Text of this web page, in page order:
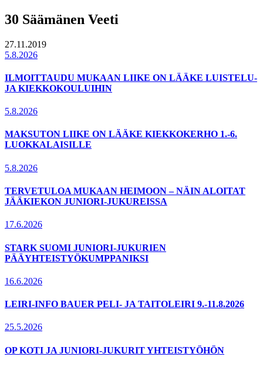
30 Säämänen Veeti
27.11.2019
5.8.2026
ILMOITTAUDU MUKAAN LIIKE ON LÄÄKE LUISTELU-
JA KIEKKOKOULUIHIN
5.8.2026
MAKSUTON LIIKE ON LÄÄKE KIEKKOKERHO 1.-6.
LUOKKALAISILLE
5.8.2026
TERVETULOA MUKAAN HEIMOON – NÄIN ALOITAT
JÄÄKIEKON JUNIORI-JUKUREISSA
17.6.2026
STARK SUOMI JUNIORI-JUKURIEN
PÄÄYHTEISTYÖKUMPPANIKSI
16.6.2026
LEIRI-INFO BAUER PELI- JA TAITOLEIRI 9.-11.8.2026
25.5.2026
OP KOTI JA JUNIORI-JUKURIT YHTEISTYÖHÖN